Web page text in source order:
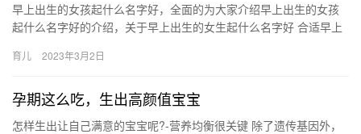
早上出生的女孩起什么名字好，全面的为大家介绍早上出生的女孩
起什么名字好的介绍，关于早上出生的女生起什么名字好 合适早上
生…
育儿 2023年3月2日
孕期这么吃，生出高颜值宝宝
怎样生出让自己满意的宝宝呢?-营养均衡很关键 除了遗传基因外，